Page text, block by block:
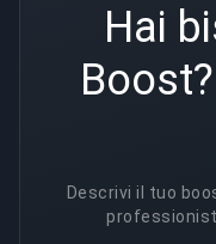
Hai
Descrivi il tuo